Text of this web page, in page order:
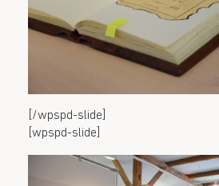
[/wpspd-slide]
[wpspd-slide]